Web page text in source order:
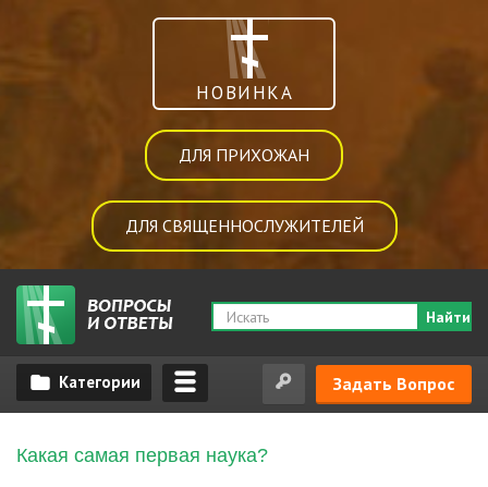
НОВИНКА
ДЛЯ ПРИХОЖАН
ДЛЯ СВЯЩЕННОСЛУЖИТЕЛЕЙ
Найти
Задать Вопрос
Какая самая первая наука?